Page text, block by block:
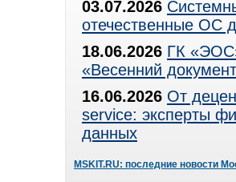
03.07.2026
отечественные ОС
18.06.2026 ГК
«Весенний
16.06.2026 От
service: эксперты
данных
MSKIT.RU: последние новости